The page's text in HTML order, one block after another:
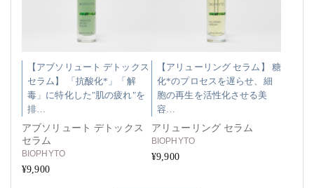
【アブソリュート デトックス
セラム】 「抗酸化*」「解
毒」に特化した"肌の疲れ"を
排…
アブソリュート デトックス
セラム
BIOPHYTO
¥9,900
【アリューリング セラム】 糖
化*のプロセスを遅らせ、細
胞の再生を活性化させる美
容…
アリューリング セラム
BIOPHYTO
¥9,900